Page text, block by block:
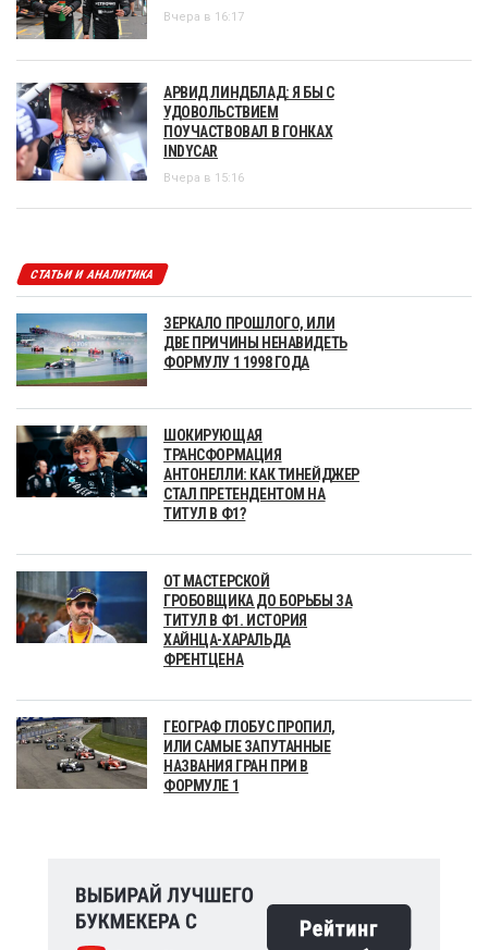
Вчера в 16:17
АРВИД ЛИНДБЛАД: Я БЫ С
УДОВОЛЬСТВИЕМ
ПОУЧАСТВОВАЛ В ГОНКАХ
INDYCAR
Вчера в 15:16
СТАТЬИ И АНАЛИТИКА
ЗЕРКАЛО ПРОШЛОГО, ИЛИ
ДВЕ ПРИЧИНЫ НЕНАВИДЕТЬ
ФОРМУЛУ 1 1998 ГОДА
ШОКИРУЮЩАЯ
ТРАНСФОРМАЦИЯ
АНТОНЕЛЛИ: КАК ТИНЕЙДЖЕР
СТАЛ ПРЕТЕНДЕНТОМ НА
ТИТУЛ В Ф1?
ОТ МАСТЕРСКОЙ
ГРОБОВЩИКА ДО БОРЬБЫ ЗА
ТИТУЛ В Ф1. ИСТОРИЯ
ХАЙНЦА-ХАРАЛЬДА
ФРЕНТЦЕНА
ГЕОГРАФ ГЛОБУС ПРОПИЛ,
ИЛИ САМЫЕ ЗАПУТАННЫЕ
НАЗВАНИЯ ГРАН ПРИ В
ФОРМУЛЕ 1